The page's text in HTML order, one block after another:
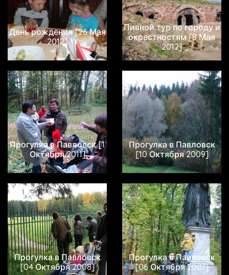
День рождения [26 Мая
2012]
Пивной тур по городу и
окрестностям [8 Мая
2012]
Прогулка в Павловск [1
Октября 2011]
Прогулка в Павловск
[10 Октября 2009]
Прогулка в Павловск
[04 Октября 2008]
Прогулка в Павловск
[06 Октября 2007]